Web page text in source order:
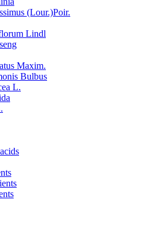
(Lour.)Poir.
Lindl
Maxim.
Bulbus
L.